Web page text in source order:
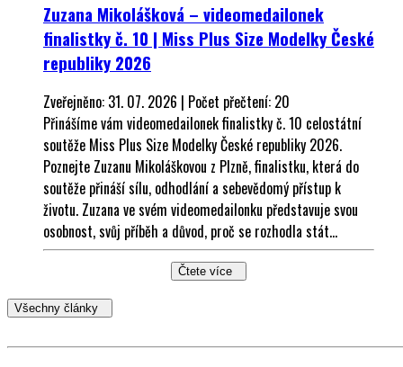
Zuzana Mikolášková – videomedailonek
finalistky č. 10 | Miss Plus Size Modelky České
republiky 2026
Zveřejněno: 31. 07. 2026 | Počet přečtení: 20
Přinášíme vám videomedailonek finalistky č. 10 celostátní
soutěže Miss Plus Size Modelky České republiky 2026.
Poznejte Zuzanu Mikoláškovou z Plzně, finalistku, která do
soutěže přináší sílu, odhodlání a sebevědomý přístup k
životu. Zuzana ve svém videomedailonku představuje svou
osobnost, svůj příběh a důvod, proč se rozhodla stát...
Čtete více
Všechny články